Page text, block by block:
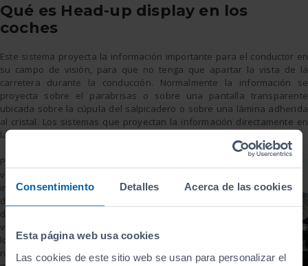
Consentimiento Detalles Acerca de las cookies
Esta página web usa cookies
Las cookies de este sitio web se usan para personalizar el
Qué es Head-up display en los
coches
Este sistema proyecta la información importante para el conductor en
su campo de visión, para que no tenga que apartar la vista de la
carretera durante la conducción. Normalmente la información se
proyecta sobre el parabrisas o sobre una pantalla transparente
ubicada sobre la cúpula del salpicadero o sobre una lámina adherida
al cristal. Los sistemas que proyectan la información directamente en
la luna delantera son más caros, pero los datos parecen más reales.
Parámetros como la
velocidad, las
indicaciones de ruta
del GPS o los límites
de velocidad de la
vía son algunos de
los datos que
necesitas conocer